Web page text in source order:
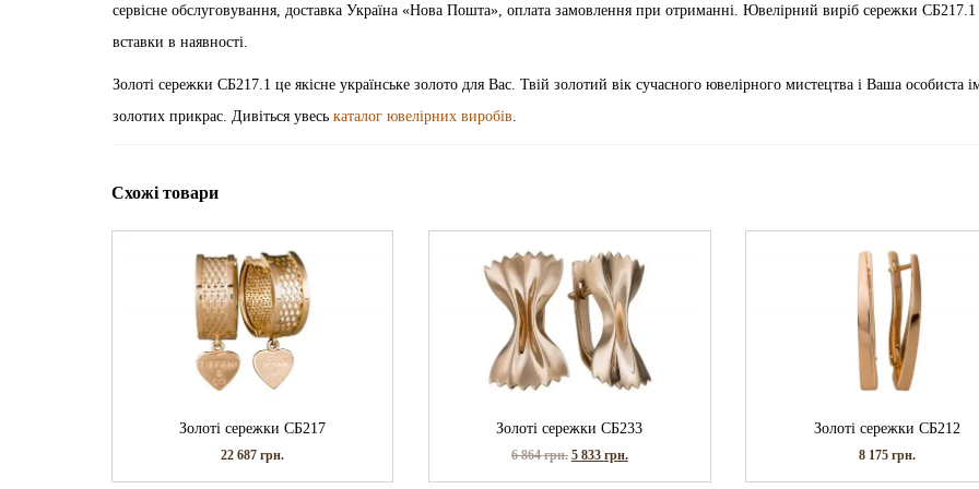
сервісне обслуговування, доставка Україна «Нова Пошта», оплата замовлення при отриманні. Ювелірний виріб сережки СБ217.1
вставки в наявності.
Золоті сережки СБ217.1 це якісне українське золото для Вас. Твій золотий вік сучасного ювелірного мистецтва і Ваша особиста
золотих прикрас. Дивіться увесь каталог ювелірних виробів.
Схожі товари
Золоті сережки СБ217
22 687грн.
Золоті сережки СБ233
6 864грн. 5 833 грн.
Золоті сережки СБ212
8 175 грн.